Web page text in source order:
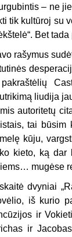
– ne
tik kultūroj su
Bet
rašymus
liudija
autoritetų
tai
kūju,
kieto, ką
mugėse
dvyniai
iš kurio
ir
ir